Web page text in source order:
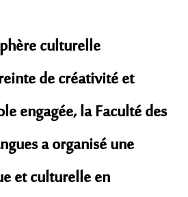
culturelle
de créativité et
engagée, la Faculté des
a organisé une
et culturelle en